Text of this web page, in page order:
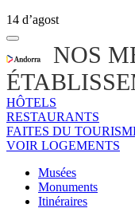
14 d’agost
NOS
HÔTELS
RESTAURANTS
FAITES DU
VOIR LOGEMENTS
Musées
Monuments
Itinéraires